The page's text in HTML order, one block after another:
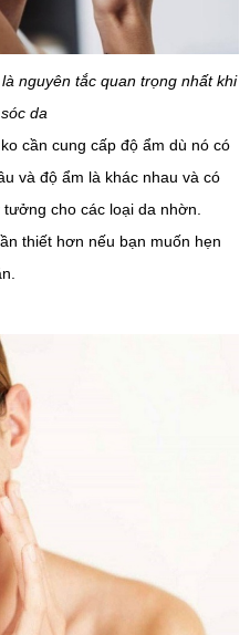
nguyên tắc quan trọng nhất khi
da
cần cung cấp độ ẩm dù nó có
và độ ẩm là khác nhau và có
cho các loại da nhờn.
thiết hơn nếu bạn muốn hẹn